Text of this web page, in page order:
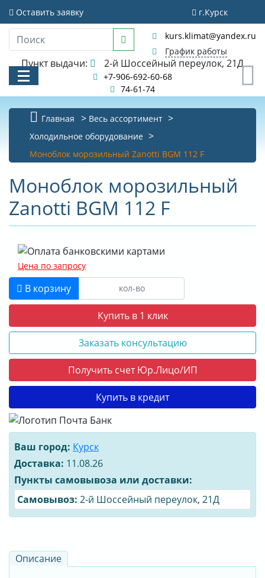
Оставить заявку г.Курск
kurs.klimat@yandex.ru
График работы
Пункт выдачи: 2-й Шоссейный переулок, 21Д
+7-906-692-60-68
74-61-74
КАТАЛОГ
НОВОСТИ
КОНТАКТЫ
О КОМПАНИИ
Главная
Весь ассортимент
Холодильное оборудование
Моноблок морозильный Zanotti BGM 112 F
Моноблок морозильный
Zanotti BGM 112 F
Цена по запросу
В корзину
Купить в 1 клик
Заказать консультацию
Получить счет Юр.Лицо/ИП
Купить в кредит
Ваш город: Курск
Доставка: 11.08.26
Пункты самовывоза или доставки:
Cамовывоз: 2-й Шоссейный переулок, 21Д
Описание